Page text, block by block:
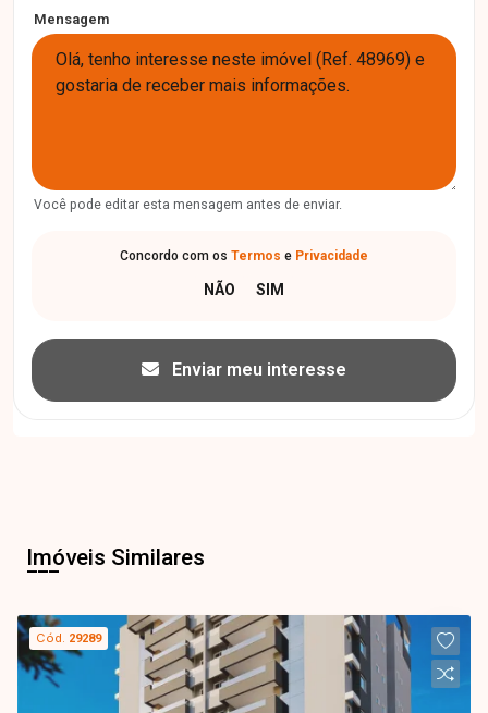
Mensagem
Você pode editar esta mensagem antes de enviar.
Concordo com os Termos e Privacidade
Enviar meu interesse
Imóveis Similares
Cód. 29289